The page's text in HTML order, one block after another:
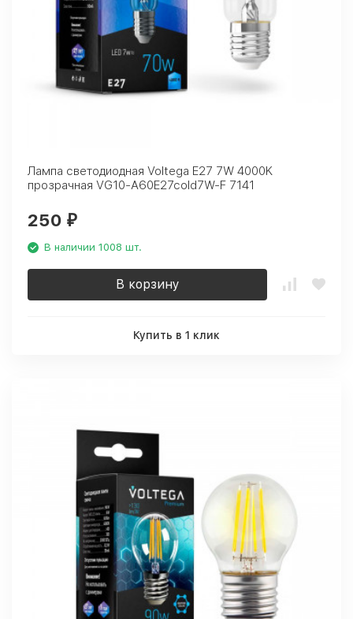
Лампа светодиодная Voltega E27 7W 4000K
прозрачная VG10-A60E27cold7W-F 7141
250 ₽
В наличии 1008 шт.
В корзину
Купить в 1 клик